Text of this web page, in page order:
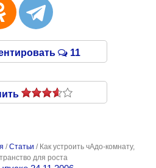
11
/Статьи / Как устроить чАдо-комнату,
для роста